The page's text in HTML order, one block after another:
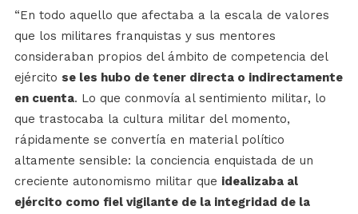
“En todo aquello que afectaba a la escala de valores
que los militares franquistas y sus mentores
consideraban propios del ámbito de competencia del
ejército se les hubo de tener directa o indirectamente
en cuenta. Lo que conmovía al sentimiento militar, lo
que trastocaba la cultura militar del momento,
rápidamente se convertía en material político
altamente sensible: la conciencia enquistada de un
creciente autonomismo militar que idealizaba al
ejército como fiel vigilante de la integridad de la